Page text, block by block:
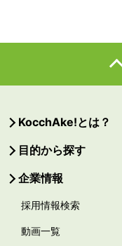
KocchAke!とは？
目的から探す
企業情報
採用情報検索
動画一覧